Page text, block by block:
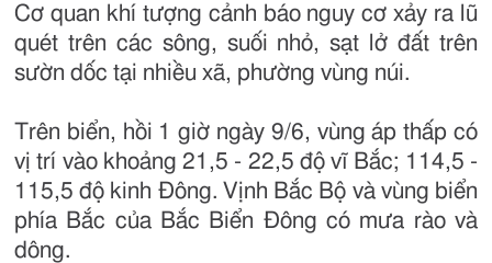
Cơ quan khí tượng cảnh báo nguy cơ xảy ra lũ
quét trên các sông, suối nhỏ, sạt lở đất trên
sườn dốc tại nhiều xã, phường vùng núi.
Trên biển, hồi 1 giờ ngày 9/6, vùng áp thấp có
vị trí vào khoảng 21,5 - 22,5 độ vĩ Bắc; 114,5 -
115,5 độ kinh Đông. Vịnh Bắc Bộ và vùng biển
phía Bắc của Bắc Biển Đông có mưa rào và
dông.